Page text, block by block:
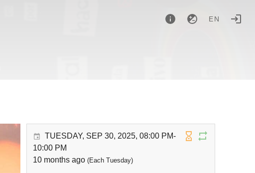
EN
TUESDAY, SEP 30, 2025, 08:00 PM-
10:00 PM
10 months ago (Each Tuesday)